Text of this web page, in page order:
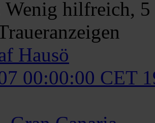
Wenig hilfreich,
Hausö
00:00:00 CET